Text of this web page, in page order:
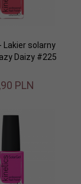
Lakier solarny
Daizy #225
90 PLN